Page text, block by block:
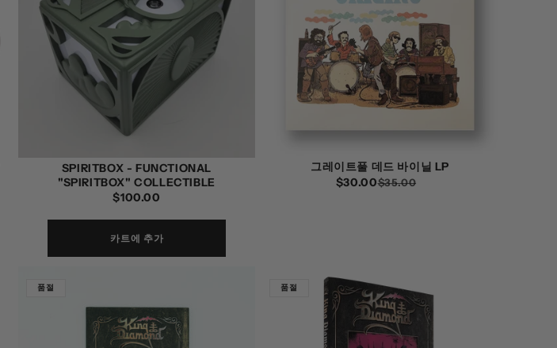
SPIRITBOX - FUNCTIONAL
"SPIRITBOX" COLLECTIBLE
정
$100.00
카트에 추가
그레이트풀 데드 바이닐 LP
$35.00
$30.00
품절 품절